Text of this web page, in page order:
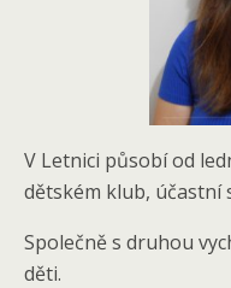
V Letnici působí od
dětském klub, účastní
Společně s druhou
děti.